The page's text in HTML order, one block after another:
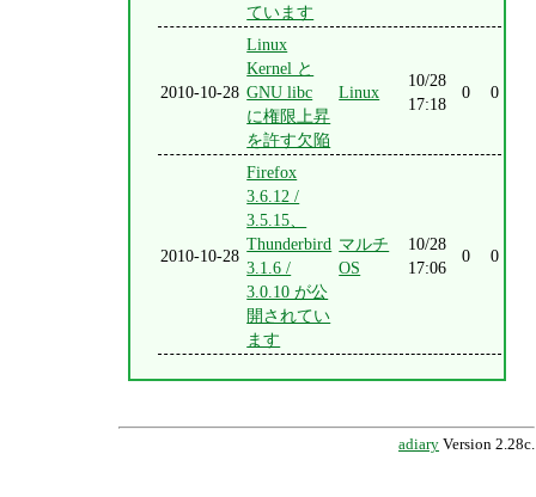
ています
2010-10-28
Linux
Kernel と
GNU libc
に権限上昇
を許す欠陥
Linux
10/28
17:18
0 0
2010-10-28
Firefox
3.6.12 /
3.5.15、
Thunderbird
3.1.6 /
3.0.10 が公
開されてい
ます
マルチ
OS
10/28
17:06
0 0
adiary Version 2.28c.